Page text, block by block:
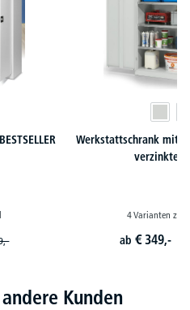
Werkstattschrank mit
verzinkte
4 Varianten zur
ab€ 349,-
Kunden